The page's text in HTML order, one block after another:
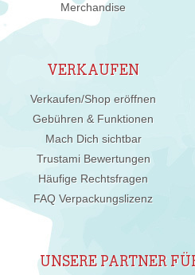
Merchandise
VERKAUFEN
Verkaufen/Shop eröffnen
Gebühren & Funktionen
Mach Dich sichtbar
Trustami Bewertungen
Häufige Rechtsfragen
FAQ Verpackungslizenz
UNSERE PARTNER